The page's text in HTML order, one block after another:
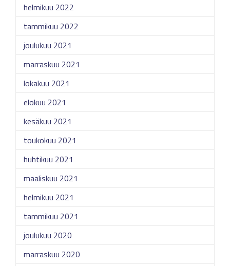
helmikuu 2022
tammikuu 2022
joulukuu 2021
marraskuu 2021
lokakuu 2021
elokuu 2021
kesäkuu 2021
toukokuu 2021
huhtikuu 2021
maaliskuu 2021
helmikuu 2021
tammikuu 2021
joulukuu 2020
marraskuu 2020